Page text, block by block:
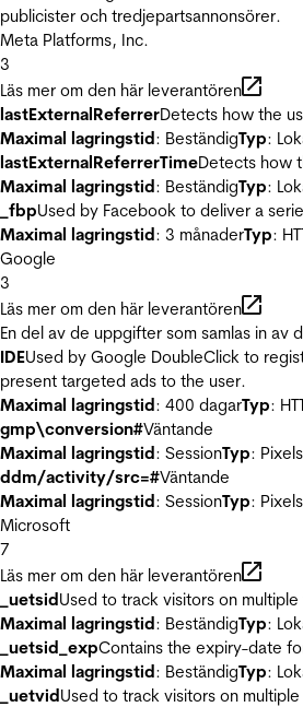
publicister och tredjepartsannonsörer.
Meta Platforms, Inc.
3
Läs mer om den här leverantören
lastExternalReferrerDetects how the
Maximal lagringstid: BeständigTyp:
lastExternalReferrerTimeDetects how
Maximal lagringstid: BeständigTyp:
_fbpUsed by Facebook to deliver a
Maximal lagringstid: 3 månaderTyp:
Google
3
Läs mer om den här leverantören
En del av de uppgifter som samlas in
IDEUsed by Google DoubleClick to
present targeted ads to the user.
Maximal lagringstid: 400 dagarTyp:
gmp\conversion#Väntande
Maximal lagringstid: SessionTyp:
ddm/activity/src=#Väntande
Maximal lagringstid: SessionTyp:
Microsoft
7
Läs mer om den här leverantören
_uetsidUsed to track visitors on
Maximal lagringstid: BeständigTyp:
_uetsid_expContains the expiry-date
Maximal lagringstid: BeständigTyp:
_uetvidUsed to track visitors on